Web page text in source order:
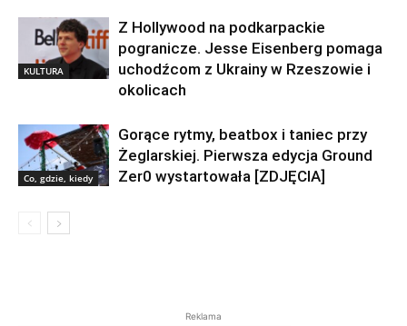
KULTURA
Z Hollywood na podkarpackie
pogranicze. Jesse Eisenberg pomaga
uchodźcom z Ukrainy w Rzeszowie i
okolicach
Co, gdzie, kiedy
Gorące rytmy, beatbox i taniec przy
Żeglarskiej. Pierwsza edycja Ground
Zer0 wystartowała [ZDJĘCIA]
Reklama